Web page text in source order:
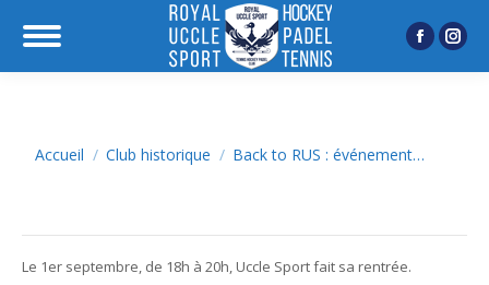
Facebook
page
new
page
Vous êtes ici :
Accueil Club historique Back to RUS : événement…
Le 1er septembre, de 18h à 20h, Uccle Sport fait sa rentrée.